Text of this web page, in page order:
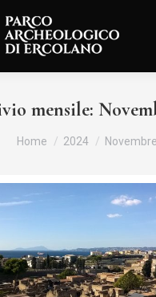
mensile:
Tu sei qui:
Home 2024 Novembre